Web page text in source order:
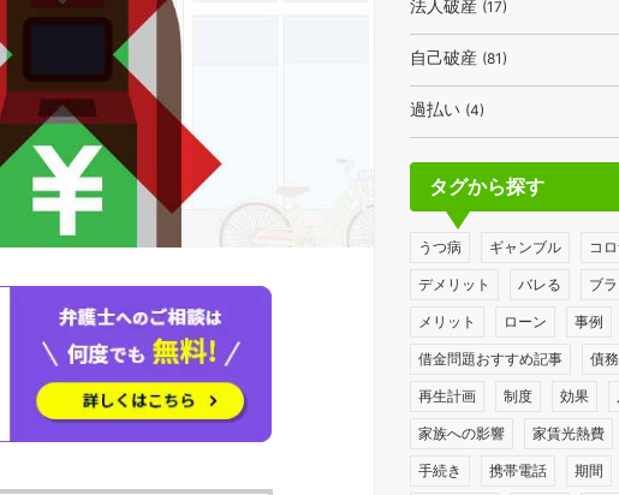
法人破産 (17)
自己破産 (81)
過払い (4)
タグから探す
うつ病 ギャンブル コ
デメリット バレる ブ
メリット ローン 事例
借金問題おすすめ記事 債
再生計画 制度 効果
家族への影響 家賃光熱費
手続き 携帯電話 期間